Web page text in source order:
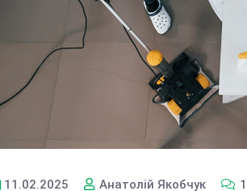
11.02.2025 Анатолій Якобчук